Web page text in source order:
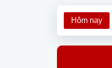
Hôm nay